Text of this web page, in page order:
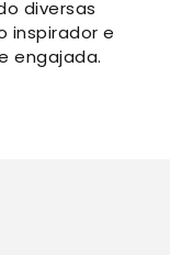
diversas
inspirador e
engajada.